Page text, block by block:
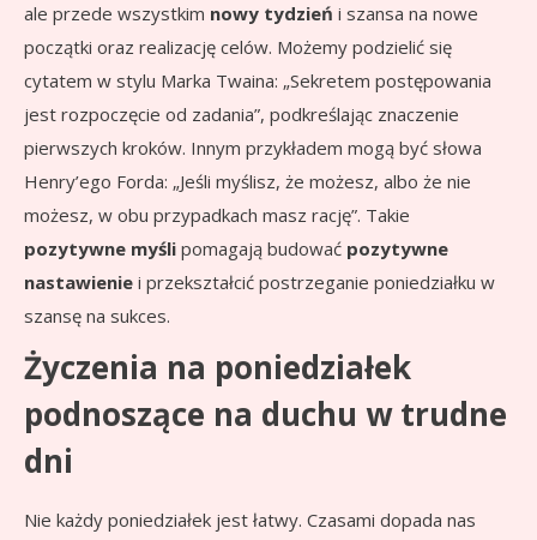
ale przede wszystkim nowy tydzień i szansa na nowe
początki oraz realizację celów. Możemy podzielić się
cytatem w stylu Marka Twaina: „Sekretem postępowania
jest rozpoczęcie od zadania”, podkreślając znaczenie
pierwszych kroków. Innym przykładem mogą być słowa
Henry’ego Forda: „Jeśli myślisz, że możesz, albo że nie
możesz, w obu przypadkach masz rację”. Takie
pozytywne myśli pomagają budować pozytywne
nastawienie i przekształcić postrzeganie poniedziałku w
szansę na sukces.
Życzenia na poniedziałek
podnoszące na duchu w trudne
dni
Nie każdy poniedziałek jest łatwy. Czasami dopada nas